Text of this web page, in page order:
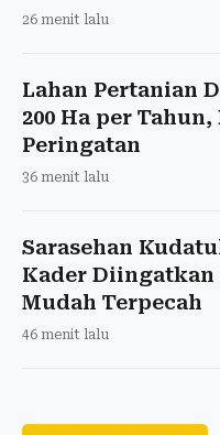
26 menit lalu
Lahan Pertanian
200 Ha per
Peringatan
36 menit lalu
Sarasehan
Kader Diingatkan
Mudah Terpecah
46 menit lalu